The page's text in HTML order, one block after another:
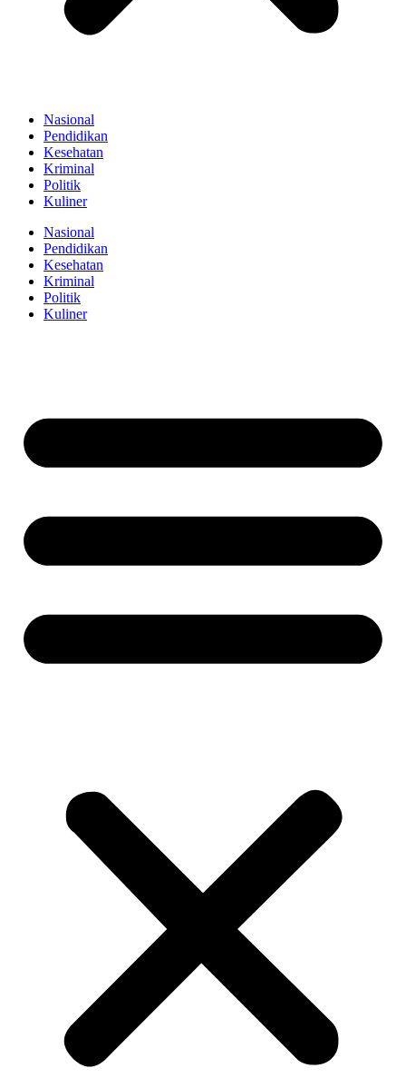
Nasional
Pendidikan
Kesehatan
Kriminal
Politik
Kuliner
Nasional
Pendidikan
Kesehatan
Kriminal
Politik
Kuliner